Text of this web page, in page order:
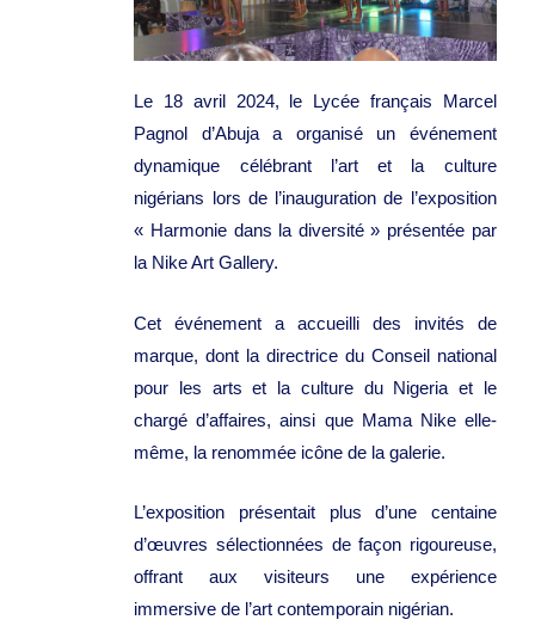
Le 18 avril 2024, le Lycée français Marcel
Pagnol d’Abuja a organisé un événement
dynamique célébrant l’art et la culture
nigérians lors de l’inauguration de l’exposition
« Harmonie dans la diversité » présentée par
la Nike Art Gallery.
Cet événement a accueilli des invités de
marque, dont la directrice du Conseil national
pour les arts et la culture du Nigeria et le
chargé d’affaires, ainsi que Mama Nike elle-
même, la renommée icône de la galerie.
L’exposition présentait plus d’une centaine
d’œuvres sélectionnées de façon rigoureuse,
offrant aux visiteurs une expérience
immersive de l’art contemporain nigérian.